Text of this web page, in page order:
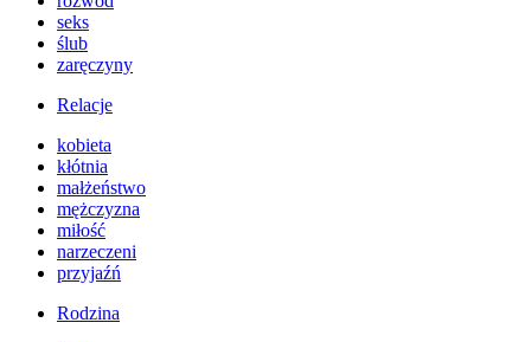
seks
ślub
zaręczyny
Relacje
kobieta
kłótnia
małżeństwo
mężczyzna
miłość
narzeczeni
przyjaźń
Rodzina